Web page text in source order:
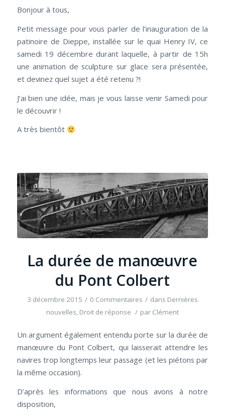
Bonjour à tous,
Petit message pour vous parler de l’inauguration de la
patinoire de Dieppe, installée sur le quai Henry IV, ce
samedi 19 décembre durant laquelle, à partir de 15h
une animation de sculpture sur glace sera présentée,
et devinez quel sujet a été retenu ?!
J’ai bien une idée, mais je vous laisse venir Samedi pour
le découvrir !
A très bientôt
La durée de manœuvre
du Pont Colbert
3 décembre 2015 / 0 Commentaires / dans Dernières
nouvelles Droit de réponse / par Clément
Un argument également entendu porte sur la durée de
manœuvre du Pont Colbert, qui laisserait attendre les
navires trop longtemps leur passage (et les piétons par
la même occasion).
D’après les informations que nous avons à notre
disposition,